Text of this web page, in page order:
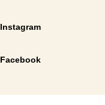
Instagram
別のウィンドウで開きます。
Facebook
別のウィンドウで開きます。